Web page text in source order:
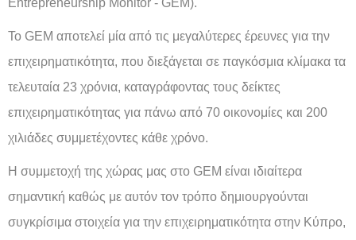
Entrepreneurship Monitor - GEM).
Το GEM αποτελεί μία από τις μεγαλύτερες έρευνες για την
επιχειρηματικότητα, που διεξάγεται σε παγκόσμια κλίμακα τα
τελευταία 23 χρόνια, καταγράφοντας τους δείκτες
επιχειρηματικότητας για πάνω από 70 οικονομίες και 200
χιλιάδες συμμετέχοντες κάθε χρόνο.
Η συμμετοχή της χώρας μας στο GEM είναι ιδιαίτερα
σημαντική καθώς με αυτόν τον τρόπο δημιουργούνται
συγκρίσιμα στοιχεία για την επιχειρηματικότητα στην Κύπρο,